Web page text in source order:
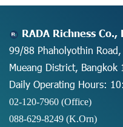
RADA Richness Co.,
99/88 Phaholyothin
Mueang District, Bangkok
Daily Operating Hours:
02-120-7960 (Office)
088-629-8249 (K.Orn)